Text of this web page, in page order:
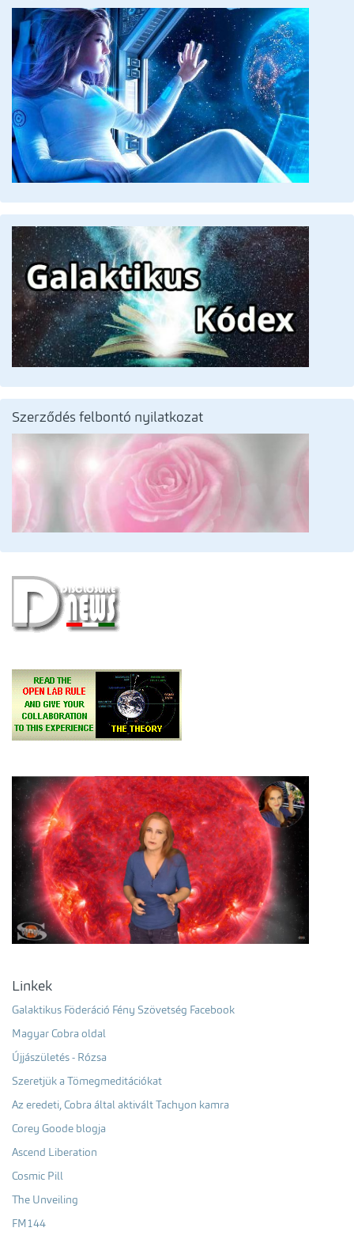
Szerződés felbontó nyilatkozat
Linkek
Galaktikus Föderáció Fény Szövetség Facebook
Magyar Cobra oldal
Újjászületés - Rózsa
Szeretjük a Tömegmeditációkat
Az eredeti, Cobra által aktivált Tachyon kamra
Corey Goode blogja
Ascend Liberation
Cosmic Pill
The Unveiling
FM144